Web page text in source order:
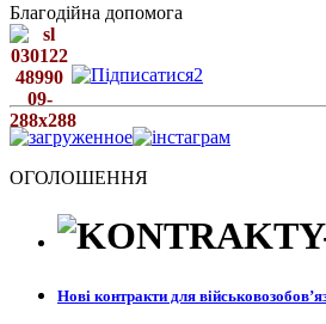
Благодійна допомога
ОГОЛОШЕННЯ
Нові контракти для